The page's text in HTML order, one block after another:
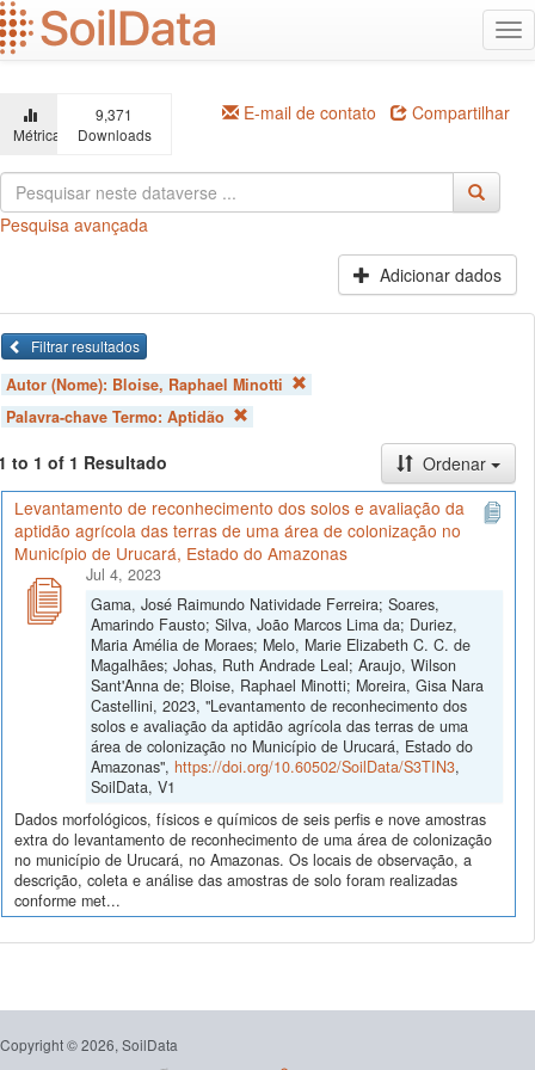
Ir
para
o
principal
Métricas
9,371
Downloads
E-mail de contato Compartilhar
Pesquisa avançada
Adicionar dados
Filtrar resultados
Autor (Nome): Bloise, Raphael Minotti
Palavra-chave Termo: Aptidão
to 1 of 1 Resultado
Ordenar
Levantamento de reconhecimento dos solos e avaliação da
aptidão agrícola das terras de uma área de colonização no
Município de Urucará, Estado do Amazonas
Jul 4, 2023
Gama, José Raimundo Natividade Ferreira; Soares,
Amarindo Fausto; Silva, João Marcos Lima da; Duriez,
Maria Amélia de Moraes; Melo, Marie Elizabeth C. C. de
Magalhães; Johas, Ruth Andrade Leal; Araujo, Wilson
Sant'Anna de; Bloise, Raphael Minotti; Moreira, Gisa Nara
Castellini, 2023, "Levantamento de reconhecimento dos
solos e avaliação da aptidão agrícola das terras de uma
área de colonização no Município de Urucará, Estado do
Amazonas", https://doi.org/10.60502/SoilData/S3TIN3,
SoilData, V1
Dados morfológicos, físicos e químicos de seis perfis e nove amostras
extra do levantamento de reconhecimento de uma área de colonização
no município de Urucará, no Amazonas. Os locais de observação, a
descrição, coleta e análise das amostras de solo foram realizadas
conforme met...
Copyright © 2026, SoilData